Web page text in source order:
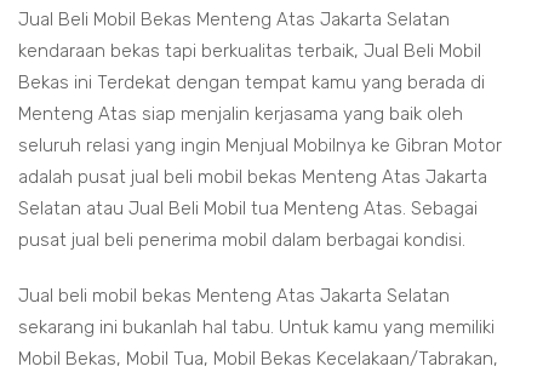
Jual Beli Mobil Bekas Menteng Atas Jakarta Selatan
kendaraan bekas tapi berkualitas terbaik, Jual Beli Mobil
Bekas ini Terdekat dengan tempat kamu yang berada di
Menteng Atas siap menjalin kerjasama yang baik oleh
seluruh relasi yang ingin Menjual Mobilnya ke Gibran Motor
adalah pusat jual beli mobil bekas Menteng Atas Jakarta
Selatan atau Jual Beli Mobil tua Menteng Atas. Sebagai
pusat jual beli penerima mobil dalam berbagai kondisi.
Jual beli mobil bekas Menteng Atas Jakarta Selatan
sekarang ini bukanlah hal tabu. Untuk kamu yang memiliki
Mobil Bekas, Mobil Tua, Mobil Bekas Kecelakaan/Tabrakan,